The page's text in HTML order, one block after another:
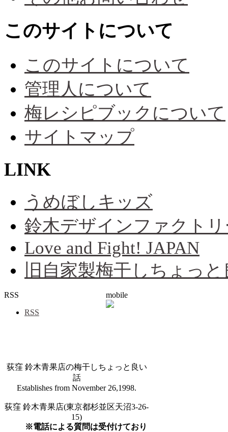
このサイトについて
このサイトについて
管理人について
梅レシピブックについて
サイトマップ
LINK
うめぼしキッズ
鈴木デザインファクト
Love and Fight! JAPAN
旧自家製梅干しちょっ
RSS
RSS
mobile
荻窪 鈴木青果店の梅干しちょっと良い
話
Establishes from November 26,1998.
荻窪 鈴木青果店(東京都杉並区天沼3-26-
15)
※電話による質問は受付けており